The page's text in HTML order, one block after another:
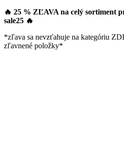
🔥 25 % ZĽAVA na celý sortiment
sale25 🔥
*zľava sa nevzťahuje na kategóriu
zľavnené položky*